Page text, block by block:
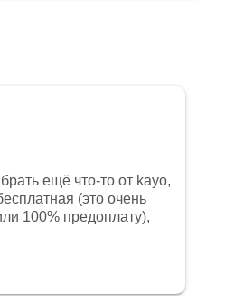
ещё что-то от kayo,
(это очень
100% предоплату),
детально всё